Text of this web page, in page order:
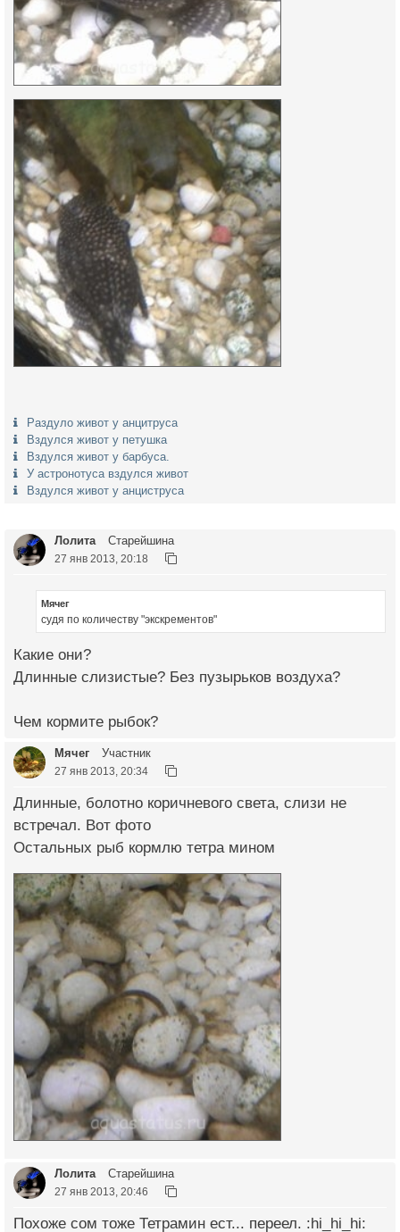
Раздуло живот у анцитруса
Вздулся живот у петушка
Вздулся живот у барбуса.
У астронотуса вздулся живот
Вздулся живот у анциструса
Лолита Старейшина
27 янв 2013, 20:18
Мячег
судя по количеству "экскрементов"
Какие они?
Длинные слизистые? Без пузырьков воздуха?
Чем кормите рыбок?
Мячег Участник
27 янв 2013, 20:34
Длинные, болотно коричневого света, слизи не
встречал. Вот фото
Остальных рыб кормлю тетра мином
Лолита Старейшина
27 янв 2013, 20:46
Похоже сом тоже Тетрамин ест... переел. :hi_hi_hi: